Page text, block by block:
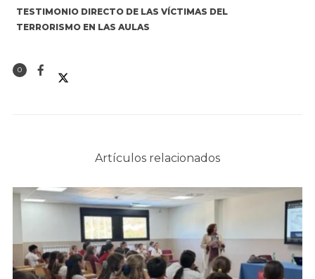
TESTIMONIO DIRECTO DE LAS VÍCTIMAS DEL
TERRORISMO EN LAS AULAS
0
Artículos relacionados